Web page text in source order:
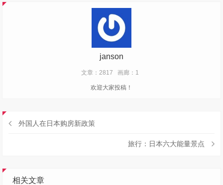
janson
文章：2817 画廊：1
欢迎大家投稿！
外国人在日本购房新政策
旅行：日本六大能量景点
相关文章